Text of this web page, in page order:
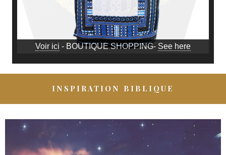
Voir ici - BOUTIQUE SHOPPING- See here
INSPIRATION BIBLIQUE